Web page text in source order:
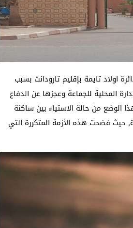
اولاد تايمة بإقليم تارودانت بسبب
المحلية للجماعة وعجزها عن الدفاع
الوضع من حالة الاستياء بين ساكنة
حيث فضحت هذه الأزمة المتكررة التي